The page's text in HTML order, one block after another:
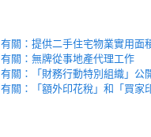
有關：提供二手住宅物業實用面
有關：無牌從事地產代理工作
有關：「財務行動特別組織」公
有關：「額外印花稅」和「買家